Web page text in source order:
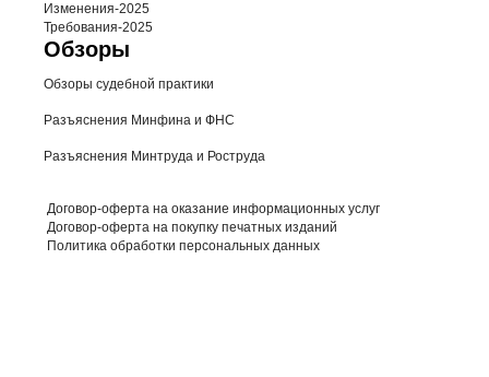
Изменения-2025
Требования-2025
Обзоры
Обзоры судебной практики
Разъяснения Минфина и ФНС
Разъяснения Минтруда и Роструда
Договор-оферта на оказание информационных услуг
Договор-оферта на покупку печатных изданий
Политика обработки персональных данных